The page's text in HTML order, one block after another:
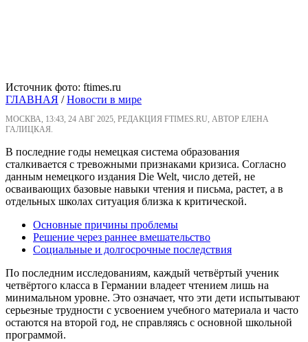
Источник фото: ftimes.ru
ГЛАВНАЯ /Новости в мире
МОСКВА, 13:43, 24 АВГ 2025, РЕДАКЦИЯ FTIMES.RU, АВТОР ЕЛЕНА
ГАЛИЦКАЯ.
В последние годы немецкая система образования
сталкивается с тревожными признаками кризиса. Согласно
данным немецкого издания Die Welt, число детей, не
осваивающих базовые навыки чтения и письма, растет, а в
отдельных школах ситуация близка к критической.
Основные причины проблемы
Решение через раннее вмешательство
Социальные и долгосрочные последствия
По последним исследованиям, каждый четвёртый ученик
четвёртого класса в Германии владеет чтением лишь на
минимальном уровне. Это означает, что эти дети испытывают
серьезные трудности с усвоением учебного материала и часто
остаются на второй год, не справляясь с основной школьной
программой.